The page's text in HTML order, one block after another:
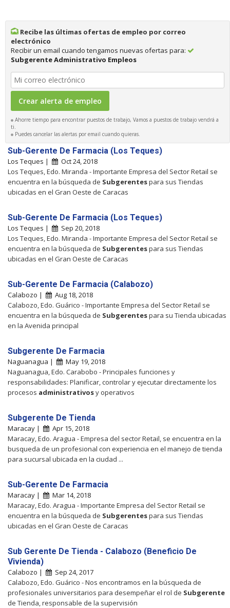
Recibe las últimas ofertas de empleo por correo
electrónico
Recibir un email cuando tengamos nuevas ofertas para:
Subgerente Administrativo Empleos
Ahorre tiempo para encontrar puestos de trabajo, Vamos a puestos de trabajo vendrá a
ti.
Puedes cancelar las alertas por email cuando quieras.
Sub-Gerente De Farmacia (Los Teques)
Los Teques |
Oct 24, 2018
Los Teques, Edo. Miranda - Importante Empresa del Sector Retail se
encuentra en la búsqueda de Subgerentespara sus Tiendas
ubicadas en el Gran Oeste de Caracas
Sub-Gerente De Farmacia (Los Teques)
Los Teques |
Sep 20, 2018
Los Teques, Edo. Miranda - Importante Empresa del Sector Retail se
encuentra en la búsqueda de Subgerentespara sus Tiendas
ubicadas en el Gran Oeste de Caracas
Sub-Gerente De Farmacia (Calabozo)
Calabozo |
Aug 18, 2018
Calabozo, Edo. Guárico - Importante Empresa del Sector Retail se
encuentra en la búsqueda de Subgerentespara su Tienda ubicadas
en la Avenida principal
Subgerente De Farmacia
Naguanagua |
May 19, 2018
Naguanagua, Edo. Carabobo - Principales funciones y
responsabilidades: Planificar, controlar y ejecutar directamente los
procesos administrativosy operativos
Subgerente De Tienda
Maracay |
Apr 15, 2018
Maracay, Edo. Aragua - Empresa del sector Retail, se encuentra en la
busqueda de un profesional con experiencia en el manejo de tienda
para sucursal ubicada en la ciudad ...
Sub-Gerente De Farmacia
Maracay |
Mar 14, 2018
Maracay, Edo. Aragua - Importante Empresa del Sector Retail se
encuentra en la búsqueda de Subgerentespara sus Tiendas
ubicadas en el Gran Oeste de Caracas
Sub Gerente De Tienda - Calabozo (Beneficio De
Vivienda)
Calabozo |
Sep 24, 2017
Calabozo, Edo. Guárico - Nos encontramos en la búsqueda de
profesionales universitarios para desempeñar el rol de Subgerente
de Tienda, responsable de la supervisión